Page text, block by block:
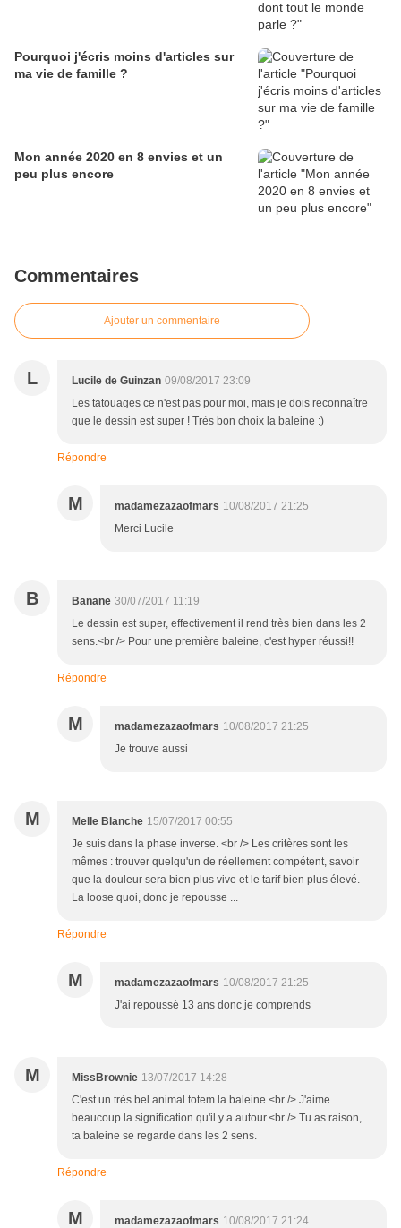
Pourquoi j'écris moins d'articles sur
ma vie de famille ?
Mon année 2020 en 8 envies et un
peu plus encore
Commentaires
Ajouter un commentaire
L Lucile de Guinzan 09/08/2017 23:09
Les tatouages ce n'est pas pour moi, mais je dois reconnaître
que le dessin est super ! Très bon choix la baleine :)
Répondre
M madamezazaofmars 10/08/2017 21:25
Merci Lucile
B Banane 30/07/2017 11:19
Le dessin est super, effectivement il rend très bien dans les 2
sens.<br /> Pour une première baleine, c'est hyper réussi!!
Répondre
M madamezazaofmars 10/08/2017 21:25
Je trouve aussi
M Melle Blanche 15/07/2017 00:55
Je suis dans la phase inverse. <br /> Les critères sont les
mêmes : trouver quelqu'un de réellement compétent, savoir
que la douleur sera bien plus vive et le tarif bien plus élevé.
La loose quoi, donc je repousse ...
Répondre
M madamezazaofmars 10/08/2017 21:25
J'ai repoussé 13 ans donc je comprends
M MissBrownie 13/07/2017 14:28
C'est un très bel animal totem la baleine.<br /> J'aime
beaucoup la signification qu'il y a autour.<br /> Tu as raison,
ta baleine se regarde dans les 2 sens.
Répondre
M madamezazaofmars 10/08/2017 21:24